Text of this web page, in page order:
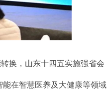
换，山东十四五实施强省会
在智慧医养及大健康等领域